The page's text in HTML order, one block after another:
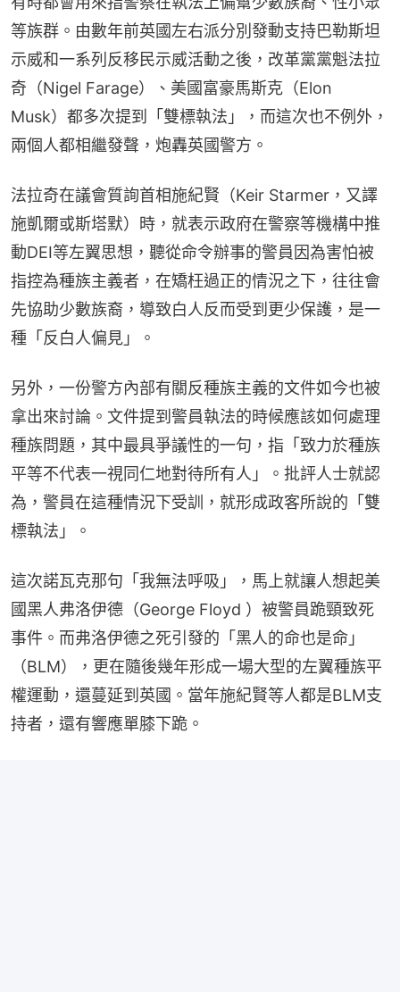
等族群。由數年前英國左右派分別發動支持巴勒斯坦
示威和一系列反移民示威活動之後，改革黨黨魁法拉
奇（Nigel Farage）、美國富豪馬斯克（Elon
Musk）都多次提到「雙標執法」，而這次也不例外，
兩個人都相繼發聲，炮轟英國警方。
法拉奇在議會質詢首相施紀賢（Keir Starmer，又譯
施凱爾或斯塔默）時，就表示政府在警察等機構中推
動DEI等左翼思想，聽從命令辦事的警員因為害怕被
指控為種族主義者，在矯枉過正的情況之下，往往會
先協助少數族裔，導致白人反而受到更少保護，是一
種「反白人偏見」。
另外，一份警方內部有關反種族主義的文件如今也被
拿出來討論。文件提到警員執法的時候應該如何處理
種族問題，其中最具爭議性的一句，指「致力於種族
平等不代表一視同仁地對待所有人」。批評人士就認
為，警員在這種情況下受訓，就形成政客所說的「雙
標執法」。
這次諾瓦克那句「我無法呼吸」，馬上就讓人想起美
國黑人弗洛伊德（George Floyd ）被警員跪頸致死
事件。而弗洛伊德之死引發的「黑人的命也是命」
（BLM），更在隨後幾年形成一場大型的左翼種族平
權運動，還蔓延到英國。當年施紀賢等人都是BLM支
持者，還有響應單膝下跪。